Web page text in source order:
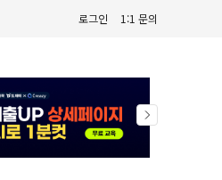
로그인 1:1 문의